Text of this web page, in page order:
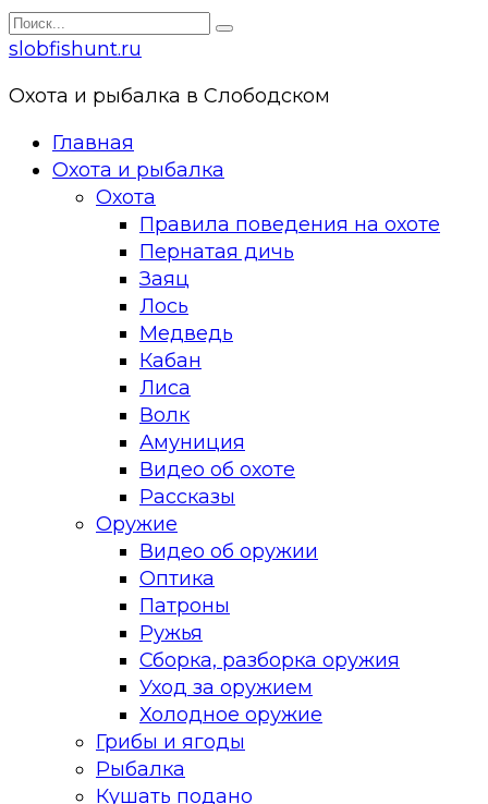
Перейти
к
Search
for:
slobfishunt.ru
Охота и рыбалка в Слободском
Главная
Охота и рыбалка
Охота
Правила поведения на охоте
Пернатая дичь
Заяц
Лось
Медведь
Кабан
Лиса
Волк
Амуниция
Видео об охоте
Рассказы
Оружие
Видео об оружии
Оптика
Патроны
Ружья
Сборка, разборка оружия
Уход за оружием
Холодное оружие
Грибы и ягоды
Рыбалка
Кушать подано